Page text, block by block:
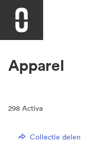
Apparel
298 Activa
Collectie delen